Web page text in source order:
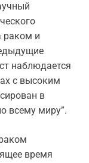
раком и
наблюдается
с высоким
в
всему миру”.
время